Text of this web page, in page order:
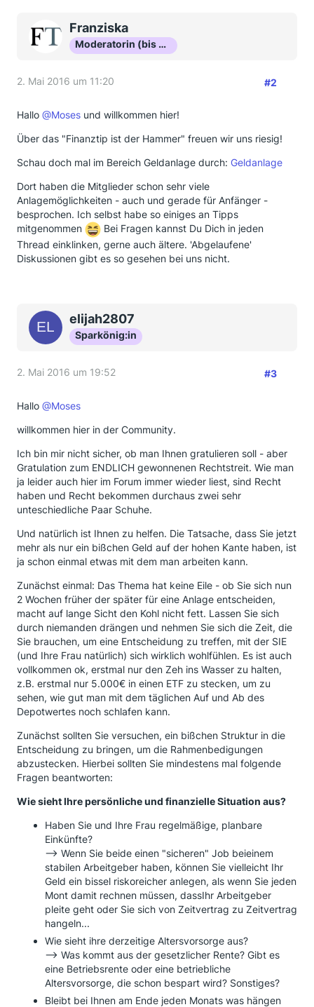
Franziska
Moderatorin (bis Okt 16)
2. Mai 2016 um 11:20 #2
Hallo @Moses und willkommen hier!
Über das "Finanztip ist der Hammer" freuen wir uns riesig!
Schau doch mal im Bereich Geldanlage durch: Geldanlage
Dort haben die Mitglieder schon sehr viele
Anlagemöglichkeiten - auch und gerade für Anfänger -
besprochen. Ich selbst habe so einiges an Tipps
mitgenommen
Bei Fragen kannst Du Dich in jeden
Thread einklinken, gerne auch ältere. 'Abgelaufene'
Diskussionen gibt es so gesehen bei uns nicht.
elijah2807
Sparkönig:in
2. Mai 2016 um 19:52 #3
Hallo @Moses
willkommen hier in der Community.
Ich bin mir nicht sicher, ob man Ihnen gratulieren soll - aber
Gratulation zum ENDLICH gewonnenen Rechtstreit. Wie man
ja leider auch hier im Forum immer wieder liest, sind Recht
haben und Recht bekommen durchaus zwei sehr
unteschiedliche Paar Schuhe.
Und natürlich ist Ihnen zu helfen. Die Tatsache, dass Sie jetzt
mehr als nur ein bißchen Geld auf der hohen Kante haben, ist
ja schon einmal etwas mit dem man arbeiten kann.
Zunächst einmal: Das Thema hat keine Eile - ob Sie sich nun
2 Wochen früher der später für eine Anlage entscheiden,
macht auf lange Sicht den Kohl nicht fett. Lassen Sie sich
durch niemanden drängen und nehmen Sie sich die Zeit, die
Sie brauchen, um eine Entscheidung zu treffen, mit der SIE
(und Ihre Frau natürlich) sich wirklich wohlfühlen. Es ist auch
vollkommen ok, erstmal nur den Zeh ins Wasser zu halten,
z.B. erstmal nur 5.000€ in einen ETF zu stecken, um zu
sehen, wie gut man mit dem täglichen Auf und Ab des
Depotwertes noch schlafen kann.
Zunächst sollten Sie versuchen, ein bißchen Struktur in die
Entscheidung zu bringen, um die Rahmenbedigungen
abzustecken. Hierbei sollten Sie mindestens mal folgende
Fragen beantworten:
Wie sieht Ihre persönliche und finanzielle Situation aus?
Haben Sie und Ihre Frau regelmäßige, planbare
Einkünfte?
--> Wenn Sie beide einen "sicheren" Job beieinem
stabilen Arbeitgeber haben, können Sie vielleicht Ihr
Geld ein bissel riskoreicher anlegen, als wenn Sie jeden
Mont damit rechnen müssen, dassIhr Arbeitgeber
pleite geht oder Sie sich von Zeitvertrag zu Zeitvertrag
hangeln...
Wie sieht ihre derzeitige Altersvorsorge aus?
--> Was kommt aus der gesetzlicher Rente? Gibt es
eine Betriebsrente oder eine betriebliche
Altersvorsorge, die schon bespart wird? Sonstiges?
Bleibt bei Ihnen am Ende jeden Monats was hängen